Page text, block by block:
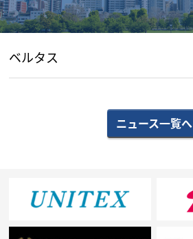
ベルタス
ニュース一覧へ